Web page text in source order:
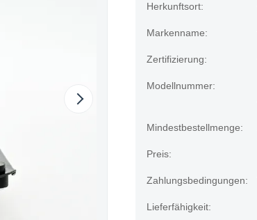
Herkunftsort:
Markenname:
Zertifizierung:
Modellnummer:
Mindestbestellmenge:
Preis:
Zahlungsbedingungen:
Lieferfähigkeit: